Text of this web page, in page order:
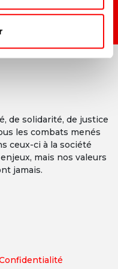
de solidarité, de justice
les combats menés
ceux-ci à la société
mais nos valeurs
jamais.